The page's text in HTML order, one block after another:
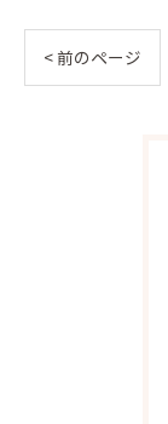
< 前のページ